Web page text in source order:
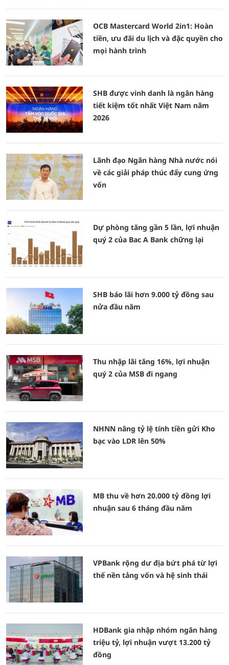
OCB Mastercard World 2in1: Hoàn
tiền, ưu đãi du lịch và đặc quyền cho
mọi hành trình
SHB được vinh danh là ngân hàng
tiết kiệm tốt nhất Việt Nam năm
2026
Lãnh đạo Ngân hàng Nhà nước nói
về các giải pháp thúc đẩy cung ứng
vốn
Dự phòng tăng gần 5 lần, lợi nhuận
quý 2 của Bac A Bank chững lại
SHB báo lãi hơn 9.000 tỷ đồng sau
nửa đầu năm
Thu nhập lãi tăng 16%, lợi nhuận
quý 2 của MSB đi ngang
NHNN nâng tỷ lệ tính tiền gửi Kho
bạc vào LDR lên 50%
MB thu về hơn 20.000 tỷ đồng lợi
nhuận sau 6 tháng đầu năm
VPBank rộng dư địa bứt phá từ lợi
thế nền tảng vốn và hệ sinh thái
HDBank gia nhập nhóm ngân hàng
triệu tỷ, lợi nhuận vượt 13.200 tỷ
đồng